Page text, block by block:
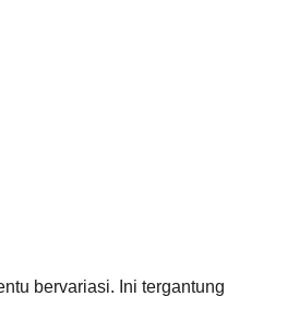
bervariasi. Ini tergantung